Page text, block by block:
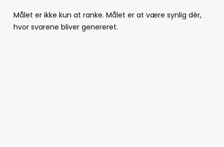
Målet er ikke kun at ranke. Målet er at være synlig dér,
hvor svarene bliver genereret.